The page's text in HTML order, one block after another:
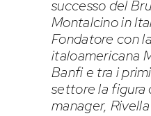
successo del
Montalcino in
Fondatore con
italoamericana
Banfi e tra i
settore la figura
manager,